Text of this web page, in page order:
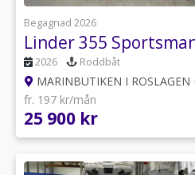
Begagnad 2026
Linder 355
2026 Roddbåt
MARINBUTIKEN I ROSLAGEN
fr. 197 kr/mån
25 900 kr